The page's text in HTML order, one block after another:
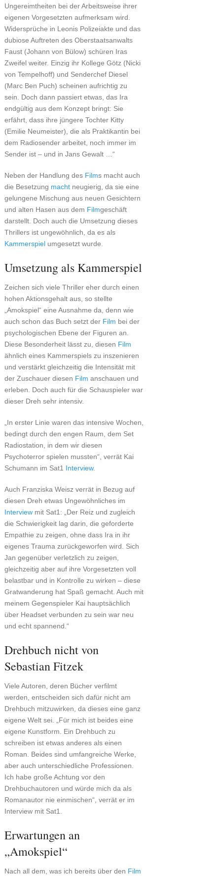
Ungereimtheiten bei der Arbeitsweise ihrer
eigenen Vorgesetzten aufmerksam wird.
Widersprüche in Leonis Polizeiakte und das
dubiose Auftreten des Oberstaatsanwalts
Faust (Johann von Bülow) schüren Iras
Zweifel weiter. Einzig ihr Kollege Götz (Nicki
von Tempelhoff) und Senderchef Diesel
(Marc Ben Puch) scheinen aufrichtig zu
sein. Doch dann passiert etwas, das Ira
endgültig aus dem Konzept bringt: Sie
erfährt, dass ihre jüngere Tochter Kitty
(Emilie Neumeister), die als Praktikantin bei
dem Radiosender arbeitet, noch immer im
Sender ist – und in Jans Gewalt …“
Neben der Handlung des Films macht auch
die Besetzung machtneugierig, da sie eine
gelungene Mischung aus neuen Gesichtern
und alten Hasen aus dem Filmgeschäft
darstellt. Doch auch die Umsetzung dieses
Thrillers ist ungewöhnlich, da es als
Kammerspielumgesetzt wurde.
Umsetzung als Kammerspiel
Zeichen sich viele Thriller eher durch einen
hohen Aktionsgehalt aus, so stellte
„Amokspiel“ eine Ausnahme da, denn wie
auch schon das Buch setzt der Film bei der
psychologischen Ebene der Figuren an.
Diese Besonderheit lässt zu, diesen Film
ähnlich eines Kammerspiels zu inszenieren
und verstärkt gleichzeitig die Intensität mit
der Zuschauer diesen Film anschauen und
erleben. Doch auch für die Schauspieler war
dieser Dreh sehr intensiv.
„In erster Linie waren das intensive Wochen,
bedingt durch den engen Raum, dem Set
Radiostation, in dem wir diesen
Psychoterror spielen mussten“, verrät Kai
Schumann im Sat1 Interview.
Auch Franziska Weisz verrät in Bezug auf
diesen Dreh etwas Ungewöhnliches im
Interviewmit Sat1: „Der Reiz und zugleich
die Schwierigkeit lag darin, die geforderte
Empathie zu zeigen, ohne dass Ira in ihr
eigenes Trauma zurückgeworfen wird. Sich
Jan gegenüber verletzlich zu zeigen,
gleichzeitig aber auf ihre Vorgesetzten voll
belastbar und in Kontrolle zu wirken – diese
Gratwanderung hat Spaß gemacht. Auch mit
meinem Gegenspieler Kai hauptsächlich
über Headset verbunden zu sein war neu
und echt spannend.“
Drehbuch nicht von
Sebastian Fitzek
Viele Autoren, deren Bücher verfilmt
werden, entscheiden sich dafür nicht am
Drehbuch mitzuwirken, da dieses eine ganz
eigene Welt sei. „Für mich ist beides eine
eigene Kunstform. Ein Drehbuch zu
schreiben ist etwas anderes als einen
Roman. Beides sind umfangreiche Werke,
aber auch unterschiedliche Professionen.
Ich habe große Achtung vor den
Drehbuchautoren und würde mich da als
Romanautor nie einmischen“, verrät er im
Interview mit Sat1.
Erwartungen an
„Amokspiel“
Nach all dem, was ich bereits über den Film